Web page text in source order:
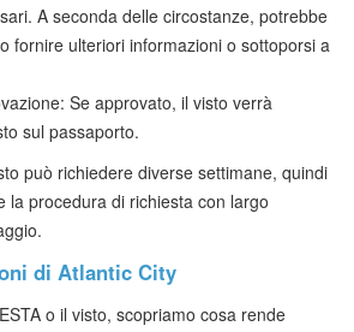
A seconda delle circostanze, potrebbe
fornire ulteriori informazioni o sottoporsi a
Se approvato, il visto verrà
sul passaporto.
può richiedere diverse settimane, quindi
la procedura di richiesta con largo
di Atlantic City
o il visto, scopriamo cosa rende